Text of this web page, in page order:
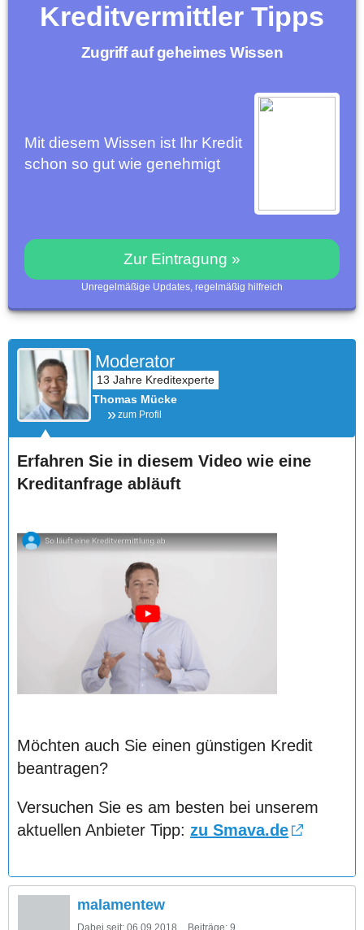
Kreditvermittler Tipps
Zugriff auf geheimes Wissen
Mit diesem Wissen ist Ihr Kredit
schon so gut wie genehmigt
Zur Eintragung »
Unregelmäßige Updates, regelmäßig hilfreich
Moderator
Thomas Mücke
zum Profil
Erfahren Sie in diesem Video wie eine
Kreditanfrage abläuft
Möchten auch Sie einen günstigen Kredit
beantragen?
Versuchen Sie es am besten bei unserem
aktuellen Anbieter Tipp: zu Smava.de
malamentew
Dabei seit: 06.09.2018 Beiträge: 9